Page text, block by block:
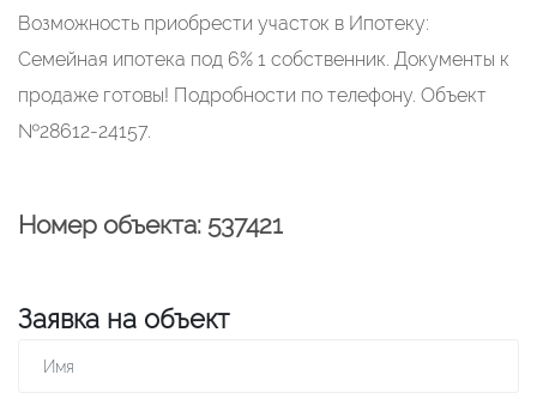
Возможность приобрести участок в Ипотеку:
Семейная ипотека под 6% 1 собственник. Документы к
продаже готовы! Подробности по телефону. Объект
№28612-24157.
Номер объекта: 537421
Заявка на объект